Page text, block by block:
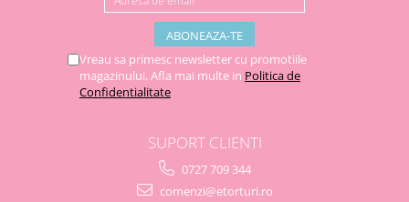
Vreau sa primesc newsletter cu promotiile
magazinului. Afla mai multe in Politica de
Confidentialitate
SUPORT CLIENTI
0727 709 344
comenzi@etorturi.ro